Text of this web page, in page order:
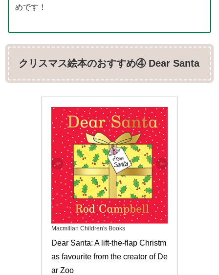
めです！
クリスマス絵本のおすすめ④ Dear Santa
Macmillan Children's Books
Dear Santa: A lift-the-flap Christm
as favourite from the creator of De
ar Zoo